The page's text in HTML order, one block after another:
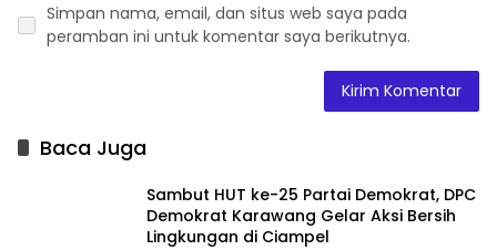
Simpan nama, email, dan situs web saya pada
peramban ini untuk komentar saya berikutnya.
Baca Juga
Sambut HUT ke-25 Partai Demokrat, DPC
Demokrat Karawang Gelar Aksi Bersih
Lingkungan di Ciampel